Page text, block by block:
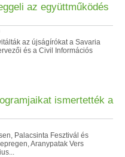
az együttműködés
az újságírókat a Savaria
és a Civil Információs
ismertették a
Palacsinta Fesztivál és
Aranypatak Vers